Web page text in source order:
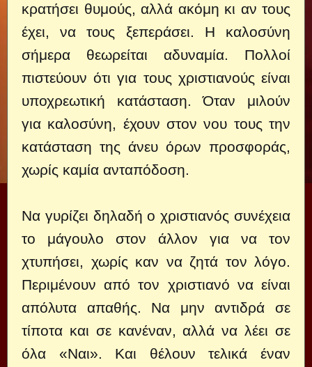
κρατήσει θυμούς, αλλά ακόμη κι αν τους
έχει, να τους ξεπεράσει. Η καλοσύνη
σήμερα θεωρείται αδυναμία. Πολλοί
πιστεύουν ότι για τους χριστιανούς είναι
υποχρεωτική κατάσταση. Όταν μιλούν
για καλοσύνη, έχουν στον νου τους την
κατάσταση της άνευ όρων προσφοράς,
χωρίς καμία ανταπόδοση.
Να γυρίζει δηλαδή ο χριστιανός συνέχεια
το μάγουλο στον άλλον για να τον
χτυπήσει, χωρίς καν να ζητά τον λόγο.
Περιμένουν από τον χριστιανό να είναι
απόλυτα απαθής. Να μην αντιδρά σε
τίποτα και σε κανέναν, αλλά να λέει σε
όλα «Ναι». Και θέλουν τελικά έναν